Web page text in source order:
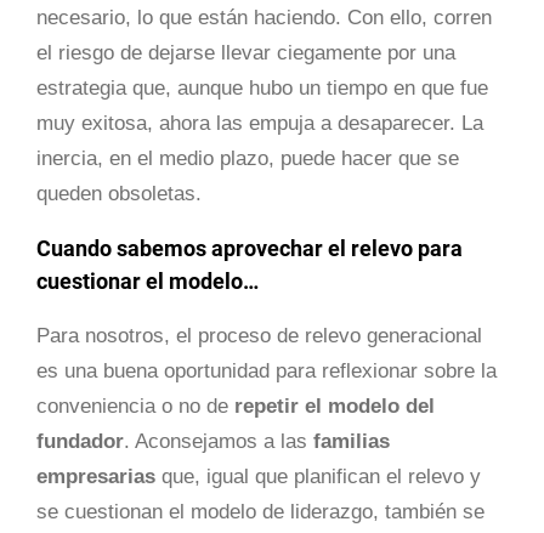
necesario, lo que están haciendo. Con ello, corren
el riesgo de dejarse llevar ciegamente por una
estrategia que, aunque hubo un tiempo en que fue
muy exitosa, ahora las empuja a desaparecer. La
inercia, en el medio plazo, puede hacer que se
queden obsoletas.
Cuando sabemos aprovechar el relevo para
cuestionar el modelo…
Para nosotros, el proceso de relevo generacional
es una buena oportunidad para reflexionar sobre la
conveniencia o no de repetir el modelo del
fundador. Aconsejamos a las familias
empresarias que, igual que planifican el relevo y
se cuestionan el modelo de liderazgo, también se